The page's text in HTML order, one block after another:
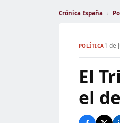
Crónica España ›
POLÍTICA1 de
El
el